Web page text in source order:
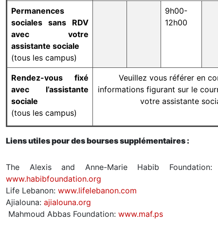
Permanences
sociales sans RDV
avec votre
assistante sociale
(tous les campus)
9h00-
12h00
Rendez-vous fixé
avec l’assistante
sociale
(tous les campus)
Veuillez vous référer en
informations figurant sur le
votre assistante
Liens utiles pour des bourses supplémentaires :
The Alexis and Anne-Marie Habib Foundation:
www.habibfoundation.org
Life Lebanon: www.lifelebanon.com
Ajialouna: ajialouna.org
Mahmoud Abbas Foundation: www.maf.ps